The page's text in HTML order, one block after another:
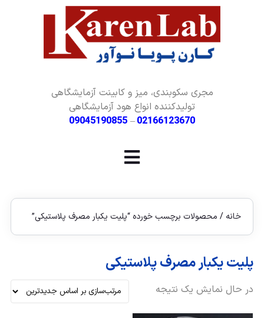
مجری سکوبندی، میز و کابینت آزمایشگاهی
تولیدکننده انواع هود آزمایشگاهی
02166123670
–
09045190855
خانه / محصولات برچسب خورده “پلیت یکبار مصرف پلاستیکی”
پلیت یکبار مصرف پلاستیکی
در حال نمایش یک نتیجه